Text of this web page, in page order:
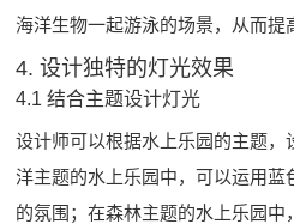
海洋生物一起游泳的场景，从而提
4. 设计独特的灯光效果
4.1 结合主题设计灯光
设计师可以根据水上乐园的主题
洋主题的水上乐园中，可以运用
的氛围；在森林主题的水上乐园